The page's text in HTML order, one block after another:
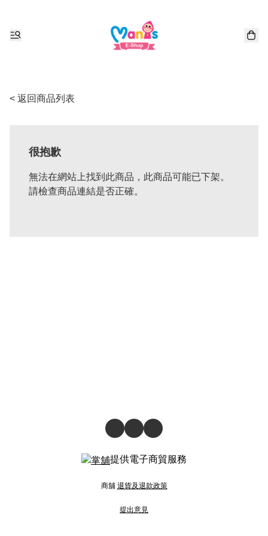
< 返回商品列表
很抱歉
無法在網站上找到此商品，此商品可能已下架。
請檢查商品連結是否正確。
提供電子商貿服務
商舖 退貨及退款政策
提出意見